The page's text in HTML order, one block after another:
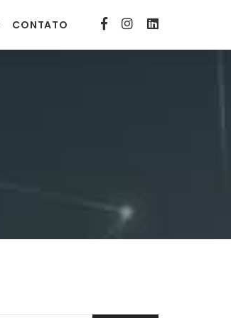
contato@comunitarias.org.br
CONTATO